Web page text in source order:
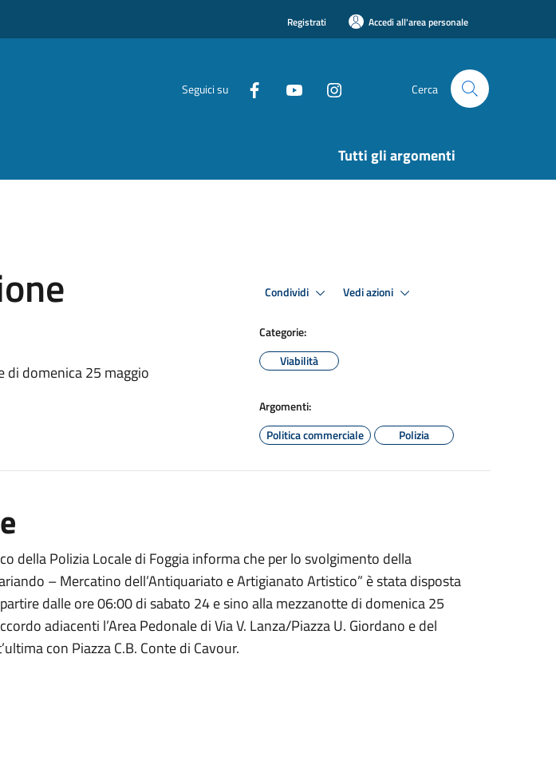
Registrati Accedi all'area personale
Seguici su Cerca
Tutti gli argomenti
di domenica 25 maggio
Condividi Vedi azioni
Categorie:
Viabilità
Argomenti:
Politica commerciale
Polizia
della Polizia Locale di Foggia informa che per lo svolgimento della
– Mercatino dell’Antiquariato e Artigianato Artistico” è stata disposta
dalle ore 06:00 di sabato 24 e sino alla mezzanotte di domenica 25
adiacenti l’Area Pedonale di Via V. Lanza/Piazza U. Giordano e del
con Piazza C.B. Conte di Cavour.